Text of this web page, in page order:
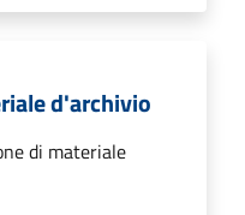
d'archivio
di materiale